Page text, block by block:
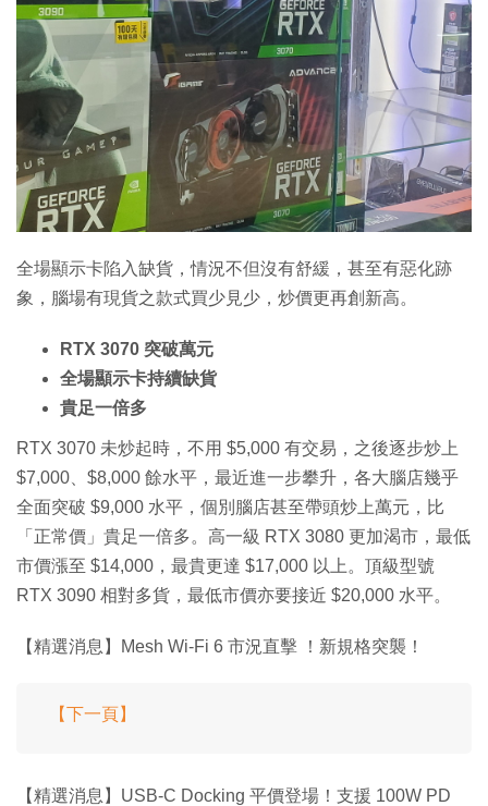
全場顯示卡陷入缺貨，情況不但沒有舒緩，甚至有惡化跡
象，腦場有現貨之款式買少見少，炒價更再創新高。
RTX 3070 突破萬元
全場顯示卡持續缺貨
貴足一倍多
RTX 3070 未炒起時，不用 $5,000 有交易，之後逐步炒上
$7,000、$8,000 餘水平，最近進一步攀升，各大腦店幾乎
全面突破 $9,000 水平，個別腦店甚至帶頭炒上萬元，比
「正常價」貴足一倍多。高一級 RTX 3080 更加渴市，最低
市價漲至 $14,000，最貴更達 $17,000 以上。頂級型號
RTX 3090 相對多貨，最低市價亦要接近 $20,000 水平。
【精選消息】Mesh Wi-Fi 6 市況直擊 ！新規格突襲！
【下一頁】
【精選消息】USB-C Docking 平價登場！支援 100W PD